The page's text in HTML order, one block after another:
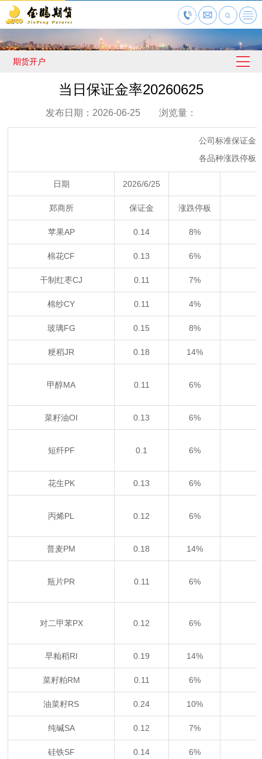
期货开户
当日保证金率20260625
发布日期：2026-06-25 浏览量：
公司标准保证金
各品种涨跌停板
日期 2026/6/25
郑商所 保证金 涨跌停板
苹果AP 0.14 8%
棉花CF 0.13 6%
干制红枣CJ 0.11 7%
棉纱CY 0.11 4%
玻璃FG 0.15 8%
粳稻JR 0.18 14%
甲醇MA 0.11
6%
菜籽油OI 0.13 6%
短纤PF 0.1
6%
花生PK 0.13 6%
丙烯PL 0.12
6%
普麦PM 0.18 14%
瓶片PR 0.11
6%
对二甲苯PX 0.12
6%
早籼稻RI 0.19 14%
菜籽粕RM 0.11 6%
油菜籽RS 0.24 10%
纯碱SA 0.12 7%
硅铁SF 0.14 6%